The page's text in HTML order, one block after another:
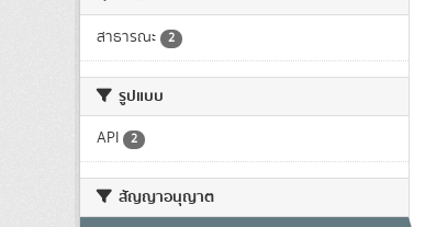
สาธารณะ 2
รูปแบบ
API 2
สัญญาอนุญาต